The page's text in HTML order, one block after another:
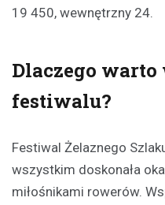
19 450, wewnętrzny 24.
Dlaczego warto
festiwalu?
Festiwal Żelaznego
wszystkim doskonała
miłośnikami rowerów.